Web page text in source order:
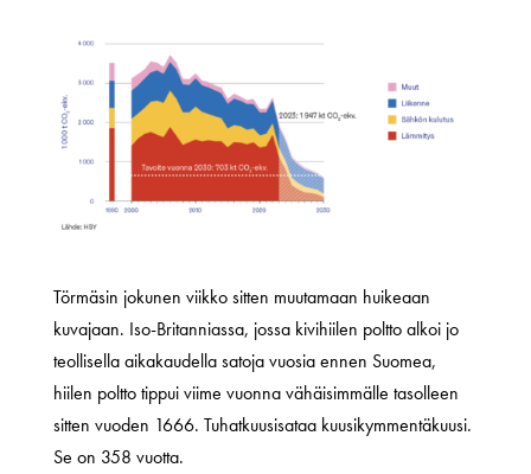
Törmäsin jokunen viikko sitten muutamaan huikeaan
kuvajaan. Iso-Britanniassa, jossa kivihiilen poltto alkoi jo
teollisella aikakaudella satoja vuosia ennen Suomea,
hiilen poltto tippui viime vuonna vähäisimmälle tasolleen
sitten vuoden 1666. Tuhatkuusisataa kuusikymmentäkuusi.
Se on 358 vuotta.